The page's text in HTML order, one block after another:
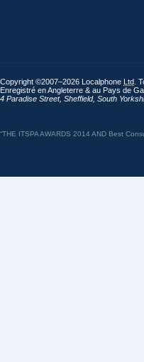
Copyright ©2007–2026 Localphone Ltd .
Enregistré en Angleterre & au Pays de
4 Paradise Street, Sheffield, South
“THE ITSPA AWARDS 2014 AND Best